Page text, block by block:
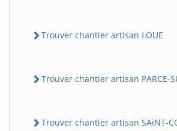
Trouver chantier artisan LOUE
Trouver chantier artisan PARCE-
Trouver chantier artisan SAiNT-